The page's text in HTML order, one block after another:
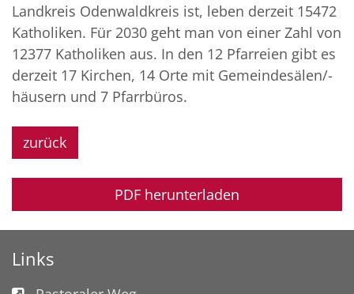
Landkreis Odenwaldkreis ist, leben derzeit 15472
Katholiken. Für 2030 geht man von einer Zahl von
12377 Katholiken aus. In den 12 Pfarreien gibt es
derzeit 17 Kirchen, 14 Orte mit Gemeindesälen/-
häusern und 7 Pfarrbüros.
zurück
PDF herunterladen
Links